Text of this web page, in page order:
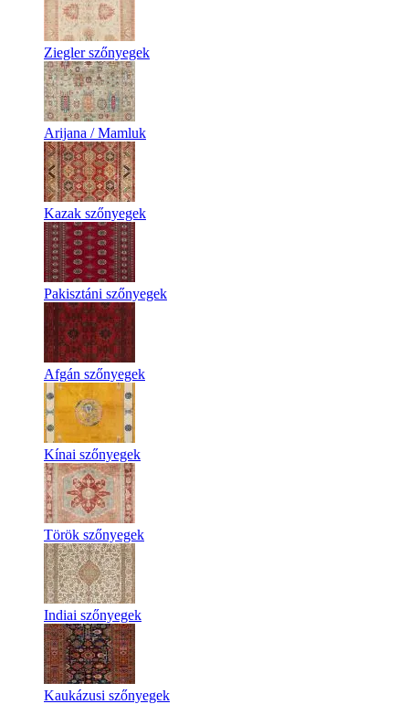
Ziegler szőnyegek
Arijana / Mamluk
Kazak szőnyegek
Pakisztáni szőnyegek
Afgán szőnyegek
Kínai szőnyegek
Török szőnyegek
Indiai szőnyegek
Kaukázusi szőnyegek